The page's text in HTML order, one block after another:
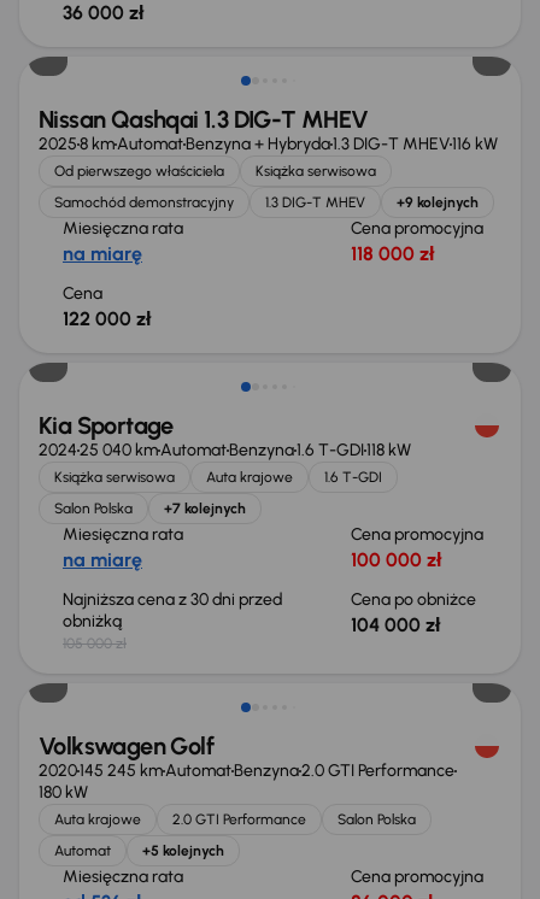
36 000 zł
Od nowego taniej o 36 775 zł
Nissan Qashqai 1.3 DIG-T MHEV
20258 kmAutomatBenzyna + Hybryda1.3 DIG-T MHEV116 kW
Od pierwszego właściciela
Książka serwisowa
Samochód demonstracyjny
1.3 DIG-T MHEV +9 kolejnych
Miesięczna rata
na miarę
Cena promocyjna
118 000 zł
Cena
122 000 zł
Kia Sportage
202425 040 kmAutomatBenzyna1.6 T-GDI118 kW
Książka serwisowa Auta krajowe
1.6 T-GDI
Salon Polska
+7 kolejnych
Miesięczna rata
na miarę
Cena promocyjna
100 000 zł
Najniższa cena z 30 dni przed
obniżką
105 000 zł
Cena po obniżce
104 000 zł
Taniej o 2 000 zł
Volkswagen Golf
2020145 245 kmAutomatBenzyna2.0 GTI Performance
180 kW
Auta krajowe 2.0 GTI Performance
Salon Polska
Automat
+5 kolejnych
Miesięczna rata Cena promocyjna